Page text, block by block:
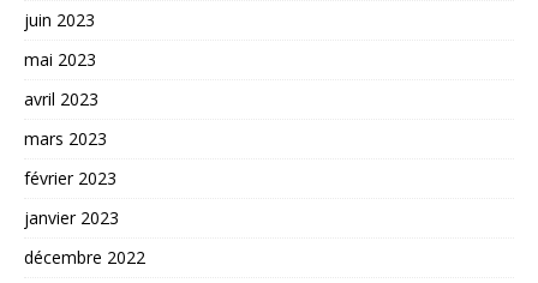
juin 2023
mai 2023
avril 2023
mars 2023
février 2023
janvier 2023
décembre 2022